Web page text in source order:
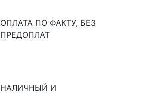
ОПЛАТА ПО ФАКТУ, БЕЗ
ПРЕДОПЛАТ
НАЛИЧНЫЙ И